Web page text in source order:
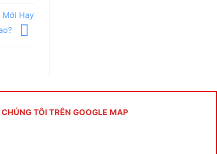
Mới Hay
CHÚNG TÔI TRÊN GOOGLE MAP